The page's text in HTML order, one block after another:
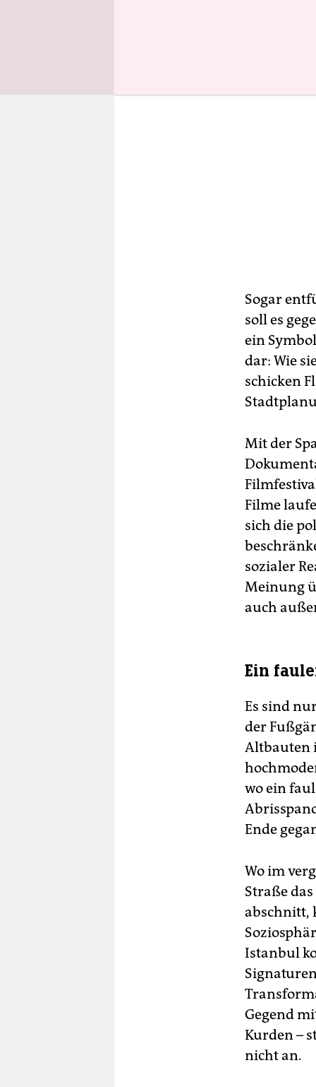
Sogar
soll es
ein
dar: Wie
schicken
Mit der
Filme
sich die
sozialer
Meinung
auch
Ein
Es sind
der
Altbauten
wo ein
Ende
Wo im
Straße
abschnitt,
Istanbul
Gegend
Kurden –
nicht an.